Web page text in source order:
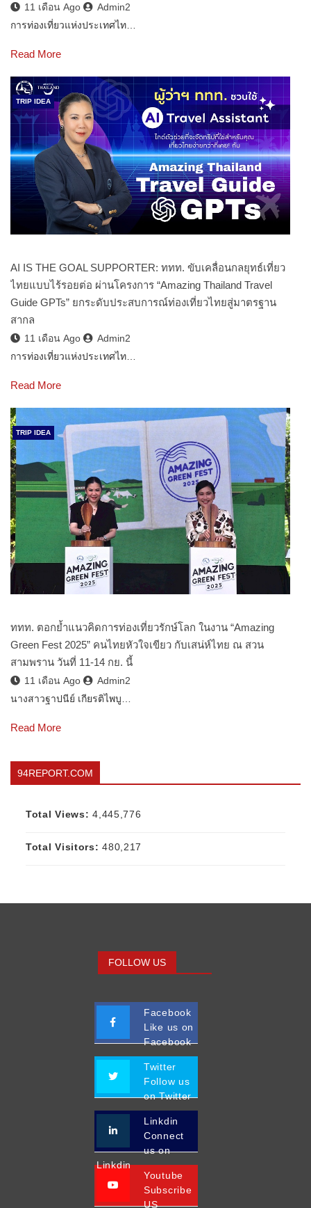
11 เดือน Ago
Admin2
การท่องเที่ยวแห่งประเทศไท…
Read More
TRIP IDEA
AI IS THE GOAL SUPPORTER: ททท. ขับเคลื่อนกลยุทธ์เที่ยว
ไทยแบบไร้รอยต่อ ผ่านโครงการ “Amazing Thailand Travel
Guide GPTs” ยกระดับประสบการณ์ท่องเที่ยวไทยสู่มาตรฐาน
สากล
11 เดือน Ago
Admin2
การท่องเที่ยวแห่งประเทศไท…
Read More
TRIP IDEA
ททท. ตอกย้ำแนวคิดการท่องเที่ยวรักษ์โลก ในงาน “Amazing
Green Fest 2025” คนไทยหัวใจเขียว กับเสน่ห์ไทย ณ สวน
สามพราน วันที่ 11-14 กย. นี้
11 เดือน Ago
Admin2
นางสาวฐาปนีย์ เกียรติไพบู…
Read More
94REPORT.COM
Total Views:4,445,776
Total Visitors:480,217
FOLLOW US
Facebook
Like us on
Facebook
Twitter
Follow us
on Twitter
Linkdin
Connect
us on
Linkdin
Youtube
Subscribe
US